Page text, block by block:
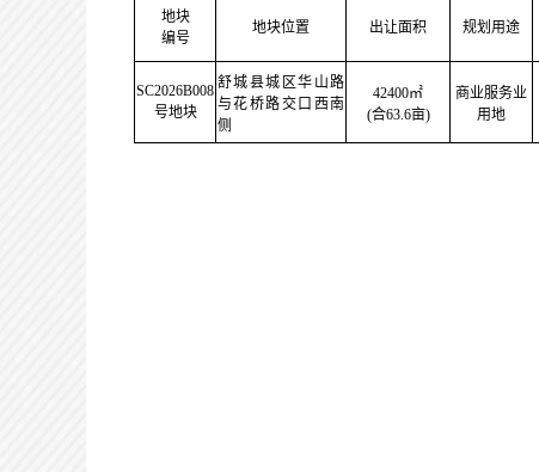
地块
编号
地块位置 出让面积 规划用途
SC2026B008
号地块
舒城县城区华山路
与花桥路交口西南
侧
42400㎡
(合63.6亩)
商业服务业
用地